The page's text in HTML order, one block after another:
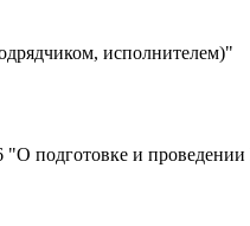
исполнителем)"
подготовке и проведении